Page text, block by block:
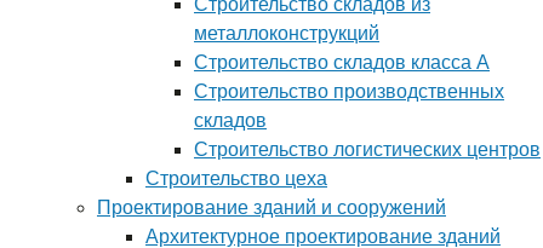
Строительство складов из
металлоконструкций
Строительство складов класса А
Строительство производственных
складов
Строительство логистических центров
Строительство цеха
Проектирование зданий и сооружений
Архитектурное проектирование зданий